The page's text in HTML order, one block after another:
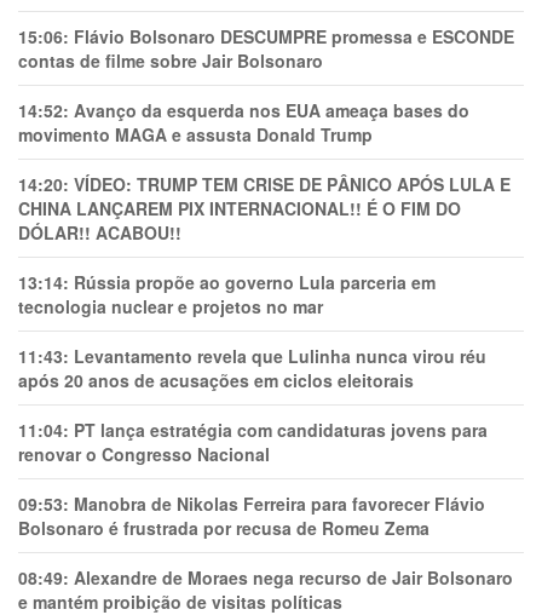
15:06: Flávio Bolsonaro DESCUMPRE promessa e ESCONDE
contas de filme sobre Jair Bolsonaro
14:52: Avanço da esquerda nos EUA ameaça bases do
movimento MAGA e assusta Donald Trump
14:20: VÍDEO: TRUMP TEM CRlSE DE PÂNlCO APÓS LULA E
CHINA LANÇAREM PIX INTERNACIONAL!! É O FIM DO
DÓLAR!! ACABOU!!
13:14: Rússia propõe ao governo Lula parceria em
tecnologia nuclear e projetos no mar
11:43: Levantamento revela que Lulinha nunca virou réu
após 20 anos de acusações em ciclos eleitorais
11:04: PT lança estratégia com candidaturas jovens para
renovar o Congresso Nacional
09:53: Manobra de Nikolas Ferreira para favorecer Flávio
Bolsonaro é frustrada por recusa de Romeu Zema
08:49: Alexandre de Moraes nega recurso de Jair Bolsonaro
e mantém proibição de visitas políticas